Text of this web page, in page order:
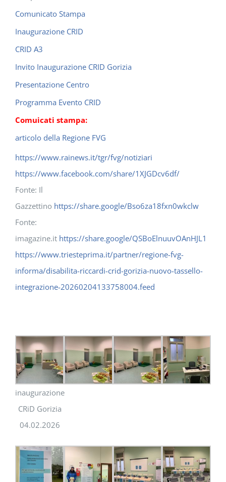
Comunicato Stampa
Inaugurazione CRID
CRID A3
Invito Inaugurazione CRID Gorizia
Presentazione Centro
Programma Evento CRID
Comuicati stampa:
articolo della Regione FVG
https://www.rainews.it/tgr/fvg/notiziari
https://www.facebook.com/share/1XJGDcv6df/
Fonte: Il
Gazzettino https://share.google/Bso6za18fxn0wkclw
Fonte:
imagazine.it https://share.google/QSBoElnuuvOAnHJL1
https://www.triesteprima.it/partner/regione-fvg-
informa/disabilita-riccardi-crid-gorizia-nuovo-tassello-
integrazione-20260204133758004.feed
inaugurazione
CRiD Gorizia
04.02.2026